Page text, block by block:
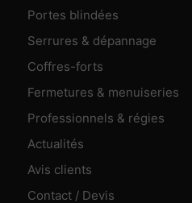
Portes blindées
Serrures & dépannage
Coffres-forts
Fermetures & menuiseries
Professionnels & régies
Actualités
Avis clients
Contact / Devis